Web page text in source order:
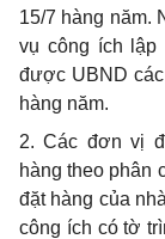
15/7 hàng năm.
vụ công ích
được UBND
hàng năm.
2. Các đơn vị
hàng theo phân
đặt hàng của
công ích có tờ